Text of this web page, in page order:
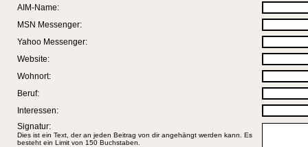
AIM-Name:
MSN Messenger:
Yahoo Messenger:
Website:
Wohnort:
Beruf:
Interessen:
Signatur:
Dies ist ein Text, der an jeden Beitrag von dir angehängt werden kann. Es
besteht ein Limit von 150 Buchstaben.